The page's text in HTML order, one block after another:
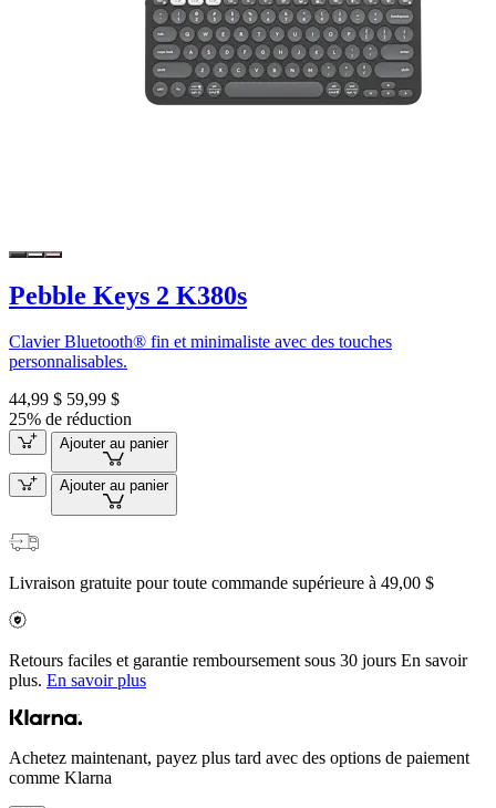
Pebble Keys 2 K380s
Clavier Bluetooth® fin et minimaliste avec des touches
personnalisables.
44,99 $ 59,99 $
25% de réduction
Ajouter au panier
Ajouter au panier
Livraison gratuite pour toute commande supérieure à 49,00 $
Retours faciles et garantie remboursement sous 30 jours En savoir
plus. En savoir plus
Achetez maintenant, payez plus tard avec des options de paiement
comme Klarna